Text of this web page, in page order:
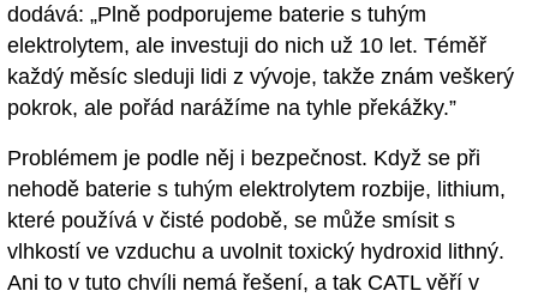
dodává: „Plně podporujeme baterie s tuhým
elektrolytem, ale investuji do nich už 10 let. Téměř
každý měsíc sleduji lidi z vývoje, takže znám veškerý
pokrok, ale pořád narážíme na tyhle překážky.”
Problémem je podle něj i bezpečnost. Když se při
nehodě baterie s tuhým elektrolytem rozbije, lithium,
které používá v čisté podobě, se může smísit s
vlhkostí ve vzduchu a uvolnit toxický hydroxid lithný.
Ani to v tuto chvíli nemá řešení, a tak CATL věří v